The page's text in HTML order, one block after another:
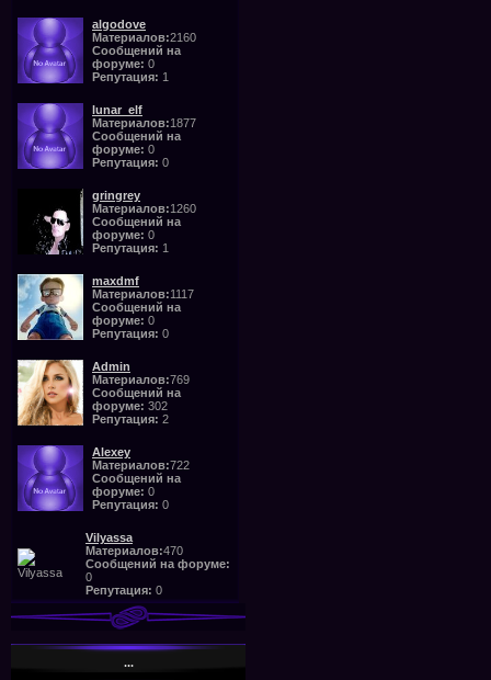
algodove
Материалов:2160
Сообщений на
форуме: 0
Репутация: 1
lunar_elf
Материалов:1877
Сообщений на
форуме: 0
Репутация: 0
gringrey
Материалов:1260
Сообщений на
форуме: 0
Репутация: 1
maxdmf
Материалов:1117
Сообщений на
форуме: 0
Репутация: 0
Admin
Материалов:769
Сообщений на
форуме: 302
Репутация: 2
Alexey
Материалов:722
Сообщений на
форуме: 0
Репутация: 0
Vilyassa
Материалов:470
Сообщений на форуме:
0
Репутация: 0
...